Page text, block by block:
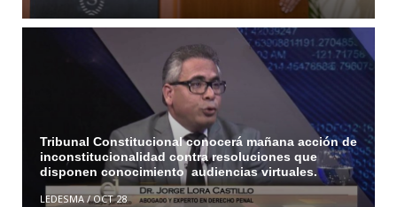
Tribunal Constitucional conocerá mañana acción de
inconstitucionalidad contra resoluciones que
disponen conocimiento audiencias virtuales.
LEDESMA/OCT 28